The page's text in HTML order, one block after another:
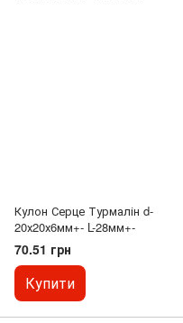
Кулон Серце Турмалін d-
20х20х6мм+- L-28мм+-
70.51 грн
Купити